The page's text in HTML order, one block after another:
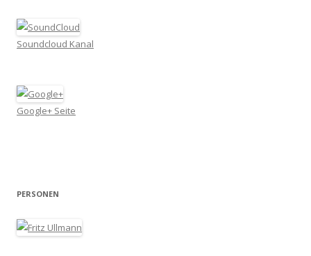
Soundcloud Kanal
Google+ Seite
PERSONEN